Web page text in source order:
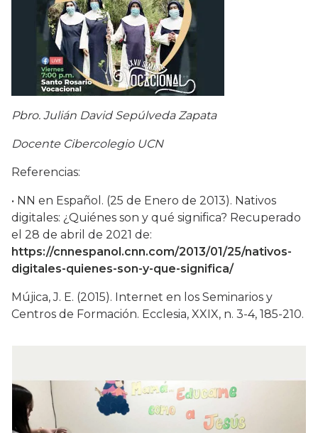
Pbro. Julián David Sepúlveda Zapata
Docente Cibercolegio UCN
Referencias:
• NN en Español. (25 de Enero de 2013). Nativos
digitales: ¿Quiénes son y qué significa? Recuperado
el 28 de abril de 2021 de:
https://cnnespanol.cnn.com/2013/01/25/nativos-
digitales-quienes-son-y-que-significa/
Mújica, J. E. (2015). Internet en los Seminarios y
Centros de Formación. Ecclesia, XXIX, n. 3-4, 185-210.